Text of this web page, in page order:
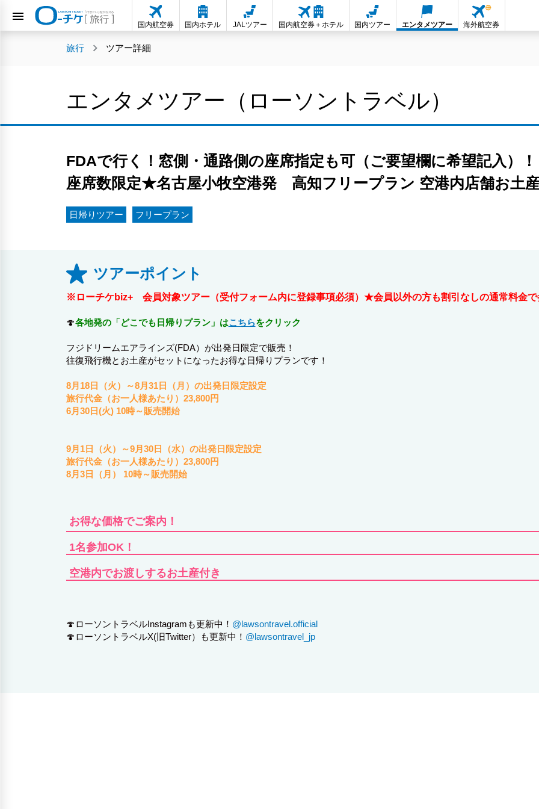
国内航空券 国内ホテル JALツアー 国内航空券＋ホテル 国内ツアー エンタメツアー 海外航空券
旅行 ツアー詳細
エンタメツアー（ローソントラベル）
FDAで行く！窓側・通路側の座席指定も可（ご要望欄に希望記入）
座席数限定★名古屋小牧空港発 高知フリープラン 空港内店舗お土
日帰りツアー フリープラン
ツアーポイント
※ローチケbiz+ 会員対象ツアー（受付フォーム内に登録事項必須）★会員以外の方も割引なしの通常料金
🍄各地発の「どこでも日帰りプラン」はこちらをクリック
フジドリームエアラインズ(FDA）が出発日限定で販売！
往復飛行機とお土産がセットになったお得な日帰りプランです！
8月18日（火）～8月31日（月）の出発日限定設定
旅行代金（お一人様あたり）23,800円
6月30日(火) 10時～販売開始
9月1日（火）～9月30日（水）の出発日限定設定
旅行代金（お一人様あたり）23,800円
8月3日（月） 10時～販売開始
お得な価格でご案内！
1名参加OK！
空港内でお渡しするお土産付き
🍄ローソントラベルInstagramも更新中！ @lawsontravel.official
🍄ローソントラベルX(旧Twitter）も更新中！ @lawsontravel_jp